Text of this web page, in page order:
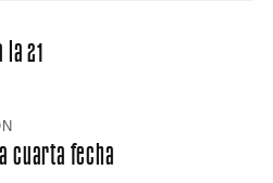
21
cuarta fecha